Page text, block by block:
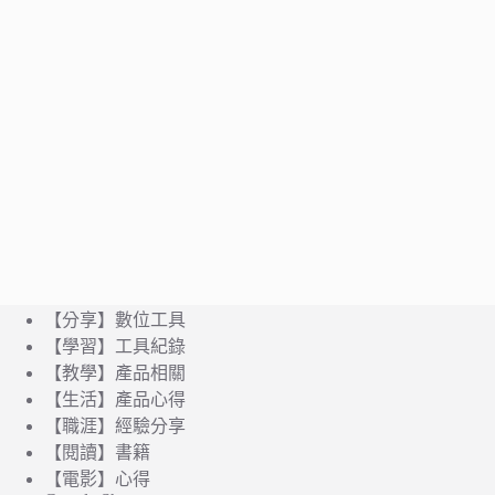
【分享】數位工具
【學習】工具紀錄
【教學】產品相關
【生活】產品心得
【職涯】經驗分享
【閱讀】書籍
【電影】心得